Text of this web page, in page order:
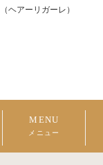
ヘアーリガーレ）
MENU
メニュー